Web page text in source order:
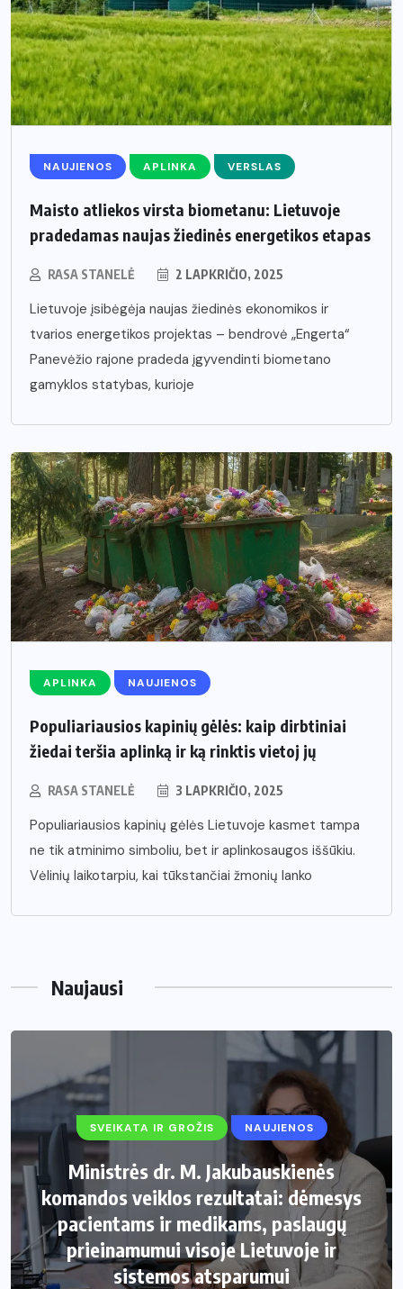
NAUJIENOS APLINKA VERSLAS
Maisto atliekos virsta biometanu: Lietuvoje
pradedamas naujas žiedinės energetikos etapas
RASA STANELĖ 2 LAPKRIČIO, 2025
Lietuvoje įsibėgėja naujas žiedinės ekonomikos ir
tvarios energetikos projektas – bendrovė „Engerta“
Panevėžio rajone pradeda įgyvendinti biometano
gamyklos statybas, kurioje
APLINKA NAUJIENOS
Populiariausios kapinių gėlės: kaip dirbtiniai
žiedai teršia aplinką ir ką rinktis vietoj jų
RASA STANELĖ 3 LAPKRIČIO, 2025
Populiariausios kapinių gėlės Lietuvoje kasmet tampa
ne tik atminimo simboliu, bet ir aplinkosaugos iššūkiu.
Vėlinių laikotarpiu, kai tūkstančiai žmonių lanko
Naujausi
SVEIKATA IR GROŽIS NAUJIENOS
Ministrės dr. M. Jakubauskienės
komandos veiklos rezultatai: dėmesys
pacientams ir medikams, paslaugų
prieinamumui visoje Lietuvoje ir
sistemos atsparumui